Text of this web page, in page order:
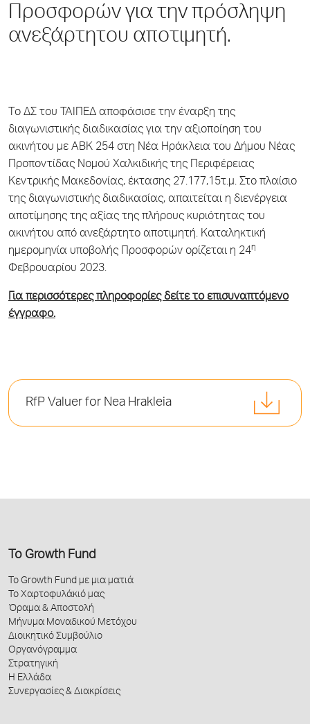
Προσφορών για την πρόσληψη
ανεξάρτητου αποτιμητή.
Tο ΔΣ του ΤΑΙΠΕΔ αποφάσισε την έναρξη της
διαγωνιστικής διαδικασίας για την αξιοποίηση του
ακινήτου με ΑΒΚ 254 στη Νέα Ηράκλεια του Δήμου Νέας
Προποντίδας Νομού Χαλκιδικής της Περιφέρειας
Κεντρικής Μακεδονίας, έκτασης 27.177,15τ.μ. Στο πλαίσιο
της διαγωνιστικής διαδικασίας, απαιτείται η διενέργεια
αποτίμησης της αξίας της πλήρους κυριότητας του
ακινήτου από ανεξάρτητο αποτιμητή. Καταληκτική
ημερομηνία υποβολής Προσφορών ορίζεται η 24η
Φεβρουαρίου 2023.
Για περισσότερες πληροφορίες δείτε το επισυναπτόμενο
έγγραφο.
RfP Valuer for Nea Hrakleia
Το Growth Fund
Το Growth Fund με μια ματιά
Το Χαρτοφυλάκιό μας
Όραμα & Αποστολή
Μήνυμα Μοναδικού Μετόχου
Διοικητικό Συμβούλιο
Οργανόγραμμα
Στρατηγική
Η Ελλάδα
Συνεργασίες & Διακρίσεις